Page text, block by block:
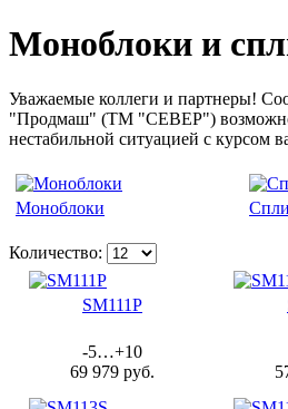
Моноблоки и
Уважаемые коллеги и партнеры!
"Продмаш" (ТМ "СЕВЕР") возможно
нестабильной ситуацией с курсом
Моноблоки
Количество:
SM111P
-5…+10
69 979 руб.